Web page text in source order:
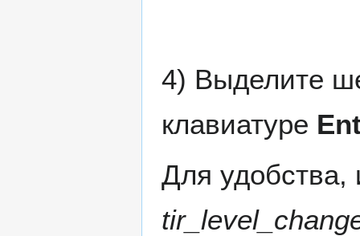
4) Выделите
клавиатуре
Для удобства,